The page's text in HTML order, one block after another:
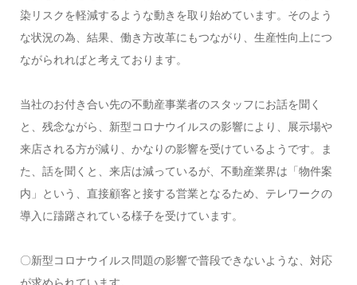
染リスクを軽減するような動きを取り始めています。そのよう
な状況の為、結果、働き方改革にもつながり、生産性向上につ
ながられればと考えております。
当社のお付き合い先の不動産事業者のスタッフにお話を聞く
と、残念ながら、新型コロナウイルスの影響により、展示場や
来店される方が減り、かなりの影響を受けているようです。ま
た、話を聞くと、来店は減っているが、不動産業界は「物件案
内」という、直接顧客と接する営業となるため、テレワークの
導入に躊躇されている様子を受けています。
〇新型コロナウイルス問題の影響で普段できないような、対応
が求められています。